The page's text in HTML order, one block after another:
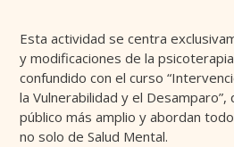
Esta actividad se centra
y modificaciones de la
confundido con el curso
la Vulnerabilidad y el
público más amplio y abordan
no solo de Salud Mental.